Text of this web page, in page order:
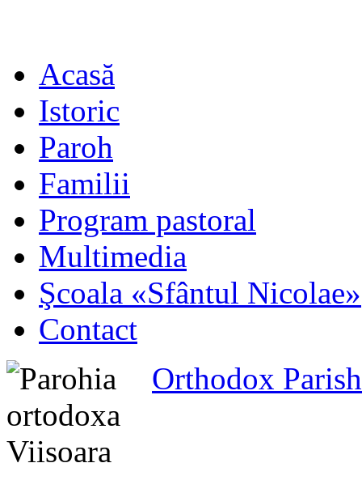
Acasă
Istoric
Paroh
Familii
Program pastoral
Multimedia
Şcoala «Sfântul Nicolae»
Contact
Orthodox